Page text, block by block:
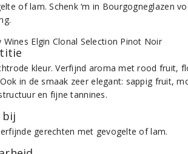
of lam. Schenk ‘m in Bourgogneglazen
kleur. Verfijnd aroma met rood fruit,
in de smaak zeer elegant: sappig fruit,
en fijne tannines.
bij
gerechten met gevogelte of lam.